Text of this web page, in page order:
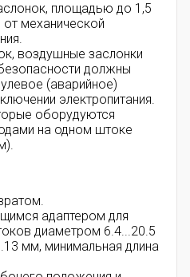
площадью до 1,5
от механической
воздушные заслонки
должны
(аварийное)
электропитания.
оборудуются
на одном штоке
адаптером для
диаметром 6.4...20.5
мм, минимальная длина